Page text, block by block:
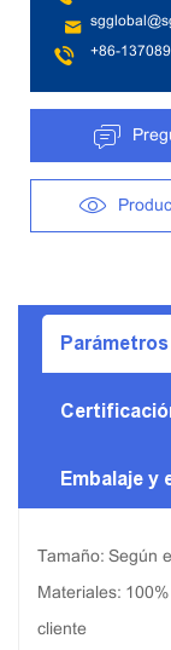
+86-
Embalaje y
Tamaño: Según
Materiales:
cliente